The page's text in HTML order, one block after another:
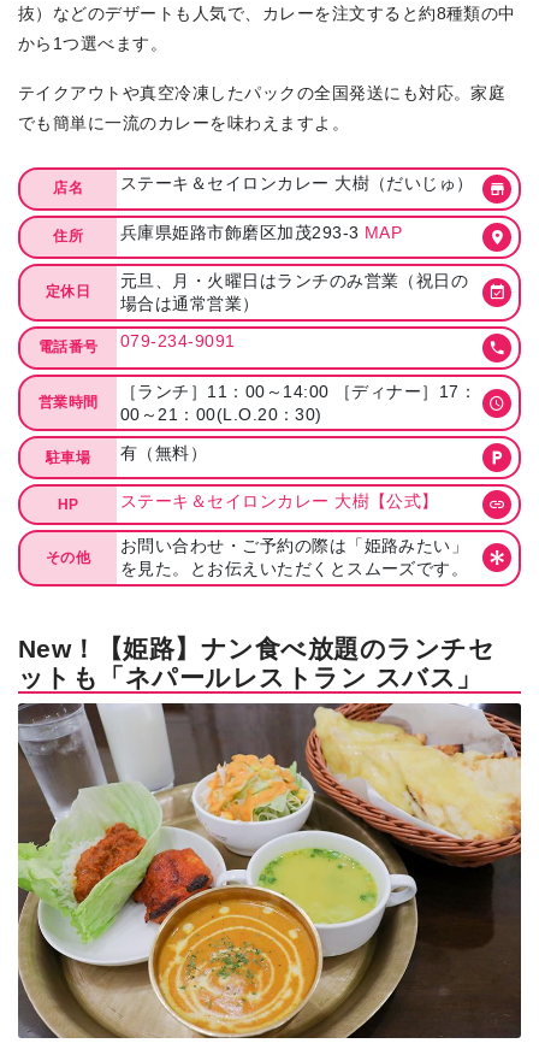
抜）などのデザートも人気で、カレーを注文すると約8種類の中
から1つ選べます。
テイクアウトや真空冷凍したパックの全国発送にも対応。家庭
でも簡単に一流のカレーを味わえますよ。
店名 ステーキ＆セイロンカレー 大樹（だいじゅ）
住所 兵庫県姫路市飾磨区加茂293-3 MAP
定休日
元旦、月・火曜日はランチのみ営業（祝日の
場合は通常営業）
電話番号 079-234-9091
営業時間
［ランチ］11：00～14:00 ［ディナー］17：
00～21：00(L.O.20：30)
駐車場 有（無料）
HP ステーキ＆セイロンカレー 大樹【公式】
その他
お問い合わせ・ご予約の際は「姫路みたい」
を見た。とお伝えいただくとスムーズです。
New！【姫路】ナン食べ放題のランチセ
ットも「ネパールレストラン スバス」